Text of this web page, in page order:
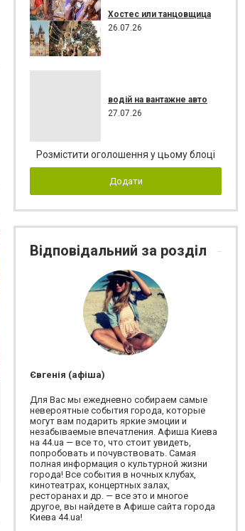
Хостес или танцовщица
26.07.26
водій на вантажне авто
27.07.26
Розмістити оголошення у цьому блоці
Додати
Відповідальний за розділ
Євгенія (афіша)
Для Вас мы ежедневно собираем самые
невероятные события города, которые
могут вам подарить яркие эмоции и
незабываемые впечатления. Афиша Киева
на 44.ua — все то, что стоит увидеть,
попробовать и почувствовать. Самая
полная информация о культурной жизни
города! Все события в ночных клубах,
кинотеатрах, концертных залах,
ресторанах и др. — все это и многое
другое, вы найдете в Афише сайта города
Киева 44.ua!